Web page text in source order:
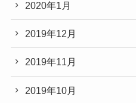
2020年1月
2019年12月
2019年11月
2019年10月